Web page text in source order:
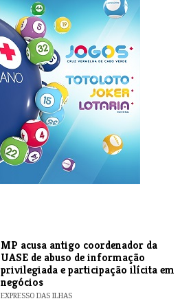
MP acusa antigo coordenador da
UASE de abuso de informação
privilegiada e participação ilícita em
negócios
EXPRESSO DAS ILHAS